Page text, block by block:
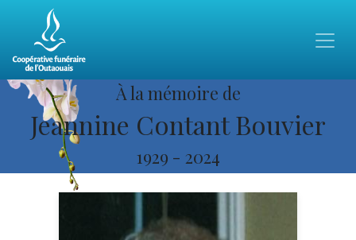
À la mémoire de
Jeannine Contant Bouvier
1929 - 2024